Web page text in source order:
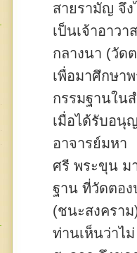
สายรามัญ จึ
เป็นเจ้าอาวา
กลางนา (วัด
เพื่อมาศึกษา
กรรมฐานใน
เมื่อได้รับอนุ
อาจารย์มหา
ศรี พระขุน ม
ฐาน ที่วัดตอง
(ชนะสงครา
ท่านเห็นว่าไม่